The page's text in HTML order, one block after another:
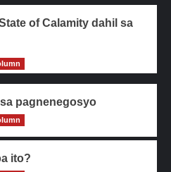
of Calamity dahil sa
pagnenegosyo
ito?